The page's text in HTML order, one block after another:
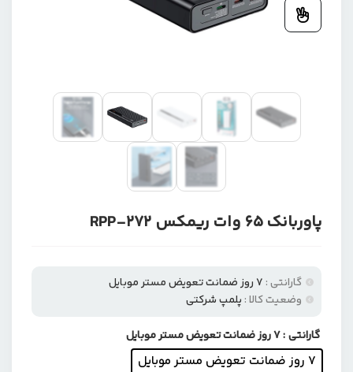
پاوربانک 65 وات ریمکس RPP-272
گارانتی : ۷ روز ضمانت تعویض مستر موبایل
وضعیت کالا : پلمپ شرکتی
گارانتی: ۷ روز ضمانت تعویض مستر موبایل
۷ روز ضمانت تعویض مستر موبایل
افزودن به مقایسه